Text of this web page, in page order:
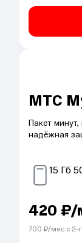
МТС
Пакет
надёжная
15 Гб
420 ₽/
700 ₽/мес с 2-